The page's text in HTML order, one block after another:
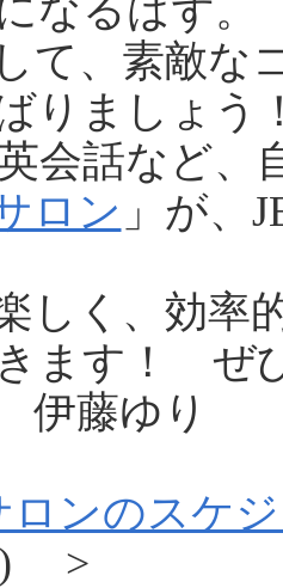
なるはず。
て、素敵な
りましょう
会話など、
ロン 」が、
しく、効
ます！ ぜ
藤ゆり
ロンのスケ
>